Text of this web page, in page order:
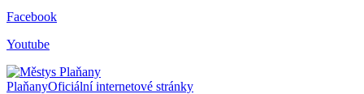
Facebook
Youtube
PlaňanyOficiální internetové stránky